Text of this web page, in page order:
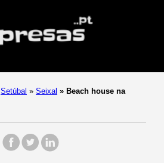
Setúbal » Seixal » Beach house na